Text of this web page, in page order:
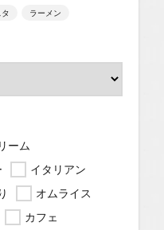
タ ラーメン
ーム
イタリアン
オムライス
カフェ